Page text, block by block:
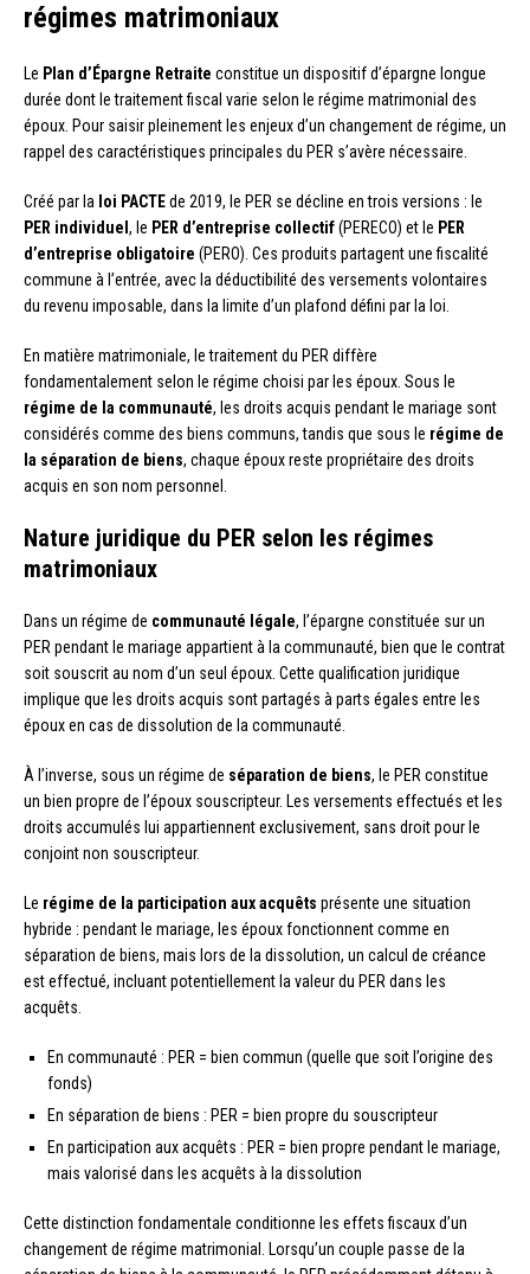
régimes matrimoniaux
Le Plan d’Épargne Retraite constitue un dispositif d’épargne longue
durée dont le traitement fiscal varie selon le régime matrimonial des
époux. Pour saisir pleinement les enjeux d’un changement de régime, un
rappel des caractéristiques principales du PER s’avère nécessaire.
Créé par la loi PACTEde 2019, le PER se décline en trois versions : le
PER individuel , le PER d’entreprise collectif(PERECO) et le PER
d’entreprise obligatoire (PERO). Ces produits partagent une fiscalité
commune à l’entrée, avec la déductibilité des versements volontaires
du revenu imposable, dans la limite d’un plafond défini par la loi.
En matière matrimoniale, le traitement du PER diffère
fondamentalement selon le régime choisi par les époux. Sous le
régime de la communauté, les droits acquis pendant le mariage sont
considérés comme des biens communs, tandis que sous le régime de
la séparation de biens, chaque époux reste propriétaire des droits
acquis en son nom personnel.
Nature juridique du PER selon les régimes
matrimoniaux
Dans un régime de communauté légale, l’épargne constituée sur un
PER pendant le mariage appartient à la communauté, bien que le contrat
soit souscrit au nom d’un seul époux. Cette qualification juridique
implique que les droits acquis sont partagés à parts égales entre les
époux en cas de dissolution de la communauté.
À l’inverse, sous un régime de séparation de biens, le PER constitue
un bien propre de l’époux souscripteur. Les versements effectués et les
droits accumulés lui appartiennent exclusivement, sans droit pour le
conjoint non souscripteur.
Le régime de la participation aux acquêts présente une situation
hybride : pendant le mariage, les époux fonctionnent comme en
séparation de biens, mais lors de la dissolution, un calcul de créance
est effectué, incluant potentiellement la valeur du PER dans les
acquêts.
En communauté : PER = bien commun (quelle que soit l’origine des
fonds)
En séparation de biens : PER = bien propre du souscripteur
En participation aux acquêts : PER = bien propre pendant le mariage,
mais valorisé dans les acquêts à la dissolution
Cette distinction fondamentale conditionne les effets fiscaux d’un
changement de régime matrimonial. Lorsqu’un couple passe de la